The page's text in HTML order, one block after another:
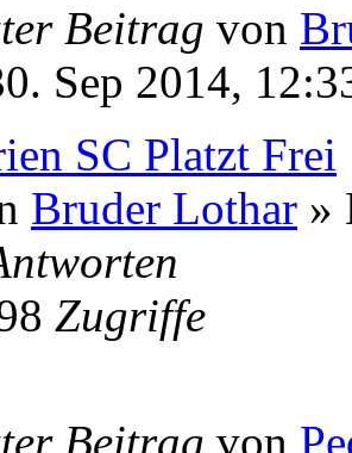
Beitrag von
Sep 2014,
SC Platzt Frei
Bruder Lothar »
Zugriffe
Beitrag von